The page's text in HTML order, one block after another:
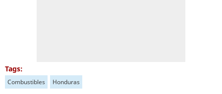
Tags:
Combustibles Honduras